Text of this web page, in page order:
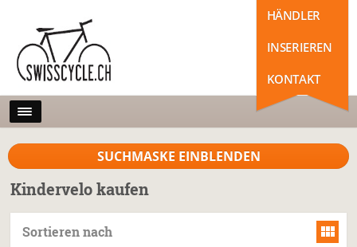
HÄNDLER
INSERIEREN
KONTAKT
SUCHMASKE EINBLENDEN
Kindervelo kaufen
Sortieren nach